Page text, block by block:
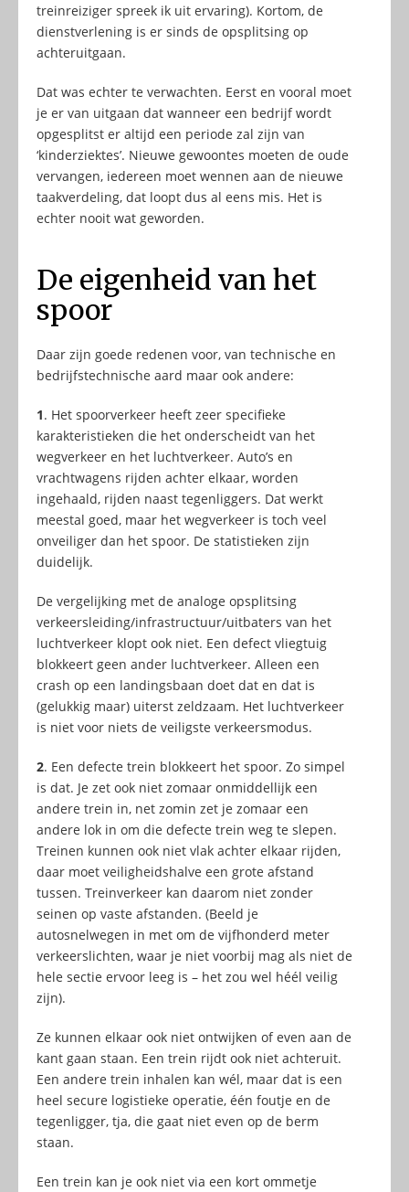
treinreiziger spreek ik uit ervaring). Kortom, de
dienstverlening is er sinds de opsplitsing op
achteruitgaan.
Dat was echter te verwachten. Eerst en vooral moet
je er van uitgaan dat wanneer een bedrijf wordt
opgesplitst er altijd een periode zal zijn van
‘kinderziektes’. Nieuwe gewoontes moeten de oude
vervangen, iedereen moet wennen aan de nieuwe
taakverdeling, dat loopt dus al eens mis. Het is
echter nooit wat geworden.
De eigenheid van het
spoor
Daar zijn goede redenen voor, van technische en
bedrijfstechnische aard maar ook andere:
1. Het spoorverkeer heeft zeer specifieke
karakteristieken die het onderscheidt van het
wegverkeer en het luchtverkeer. Auto’s en
vrachtwagens rijden achter elkaar, worden
ingehaald, rijden naast tegenliggers. Dat werkt
meestal goed, maar het wegverkeer is toch veel
onveiliger dan het spoor. De statistieken zijn
duidelijk.
De vergelijking met de analoge opsplitsing
verkeersleiding/infrastructuur/uitbaters van het
luchtverkeer klopt ook niet. Een defect vliegtuig
blokkeert geen ander luchtverkeer. Alleen een
crash op een landingsbaan doet dat en dat is
(gelukkig maar) uiterst zeldzaam. Het luchtverkeer
is niet voor niets de veiligste verkeersmodus.
2. Een defecte trein blokkeert het spoor. Zo simpel
is dat. Je zet ook niet zomaar onmiddellijk een
andere trein in, net zomin zet je zomaar een
andere lok in om die defecte trein weg te slepen.
Treinen kunnen ook niet vlak achter elkaar rijden,
daar moet veiligheidshalve een grote afstand
tussen. Treinverkeer kan daarom niet zonder
seinen op vaste afstanden. (Beeld je
autosnelwegen in met om de vijfhonderd meter
verkeerslichten, waar je niet voorbij mag als niet de
hele sectie ervoor leeg is – het zou wel héél veilig
zijn).
Ze kunnen elkaar ook niet ontwijken of even aan de
kant gaan staan. Een trein rijdt ook niet achteruit.
Een andere trein inhalen kan wél, maar dat is een
heel secure logistieke operatie, één foutje en de
tegenligger, tja, die gaat niet even op de berm
staan.
Een trein kan je ook niet via een kort ommetje